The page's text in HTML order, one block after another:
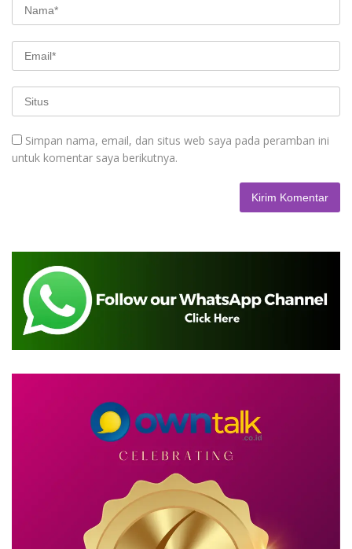
Simpan nama, email, dan situs web saya pada peramban ini
untuk komentar saya berikutnya.